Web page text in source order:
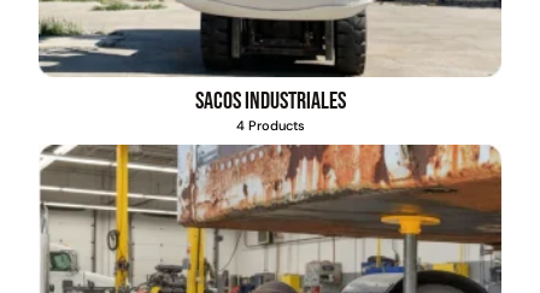
Sacos industriales
4 Products